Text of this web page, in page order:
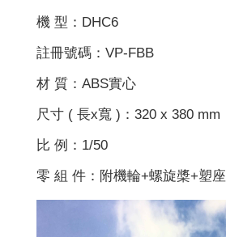
機 型：DHC6
註冊號碼：VP-FBB
材 質：ABS實心
尺寸 ( 長x寬 )：320 x 380 mm
比 例：1/50
零 組 件：附機輪+螺旋槳+塑座